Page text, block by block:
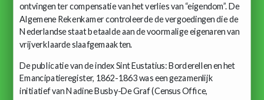
ontvingen ter compensatie van het verlies van “eigendom”. De
Algemene Rekenkamer controleerde de vergoedingen die de
Nederlandse staat betaalde aan de voormalige eigenaren van
vrijverklaarde slaafgemaakten.
De publicatie van de index Sint Eustatius: Borderellen en het
Emancipatieregister, 1862-1863 was een gezamenlijk
initiatief van Nadine Busby-De Graf (Census Office,